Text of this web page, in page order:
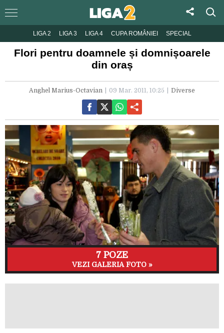
LIGA 2 LIGA 3 LIGA 4 CUPA ROMÂNIEI SPECIAL
Flori pentru doamnele și domnișoarele
din oraș
Anghel Marius-Octavian 09 Mar. 2011, 10:25 Diverse
7 POZE
VEZI GALERIA FOTO »